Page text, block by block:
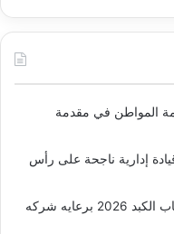
المواطن في مقدمة
إدارية ناجحة على رأس
إطلاق الحدث الوطني لليوم العالمي لالتهاب الكبد 2026 برعايه شركه